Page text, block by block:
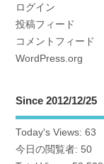
ログイン
投稿フィード
コメントフィード
WordPress.org
Since 2012/12/25
Today's Views: 63
今日の閲覧者: 50